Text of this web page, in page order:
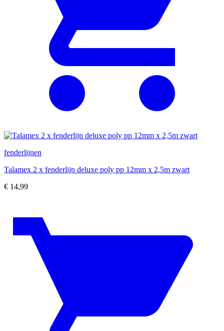
fenderlijnen
Talamex 2 x fenderlijn deluxe poly pp 12mm x 2,5m zwart
€ 14,99